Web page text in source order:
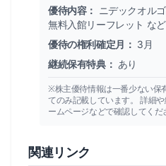
優待内容：
ニデックオル
無料入館リーフレット など
優待の権利確定月： 3月
継続保有特典： あり
※株主優待情報は一番少ない保
てのみ記載しています。 詳細
ームページなどで確認してくだ
関連リンク